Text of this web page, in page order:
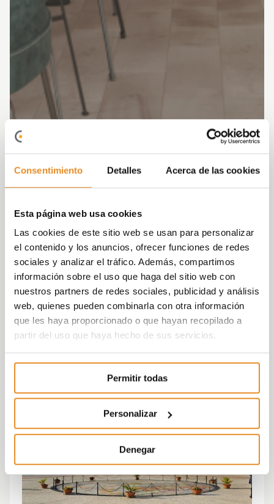
Consentimiento Detalles Acerca de las cookies
Esta página web usa cookies
Las cookies de este sitio web se usan para personalizar
el contenido y los anuncios, ofrecer funciones de redes
sociales y analizar el tráfico. Además, compartimos
información sobre el uso que haga del sitio web con
nuestros partners de redes sociales, publicidad y análisis
web, quienes pueden combinarla con otra información
que les haya proporcionado o que hayan recopilado a
partir del uso que haya hecho de sus servicios.
Permitir todas
Personalizar
Denegar